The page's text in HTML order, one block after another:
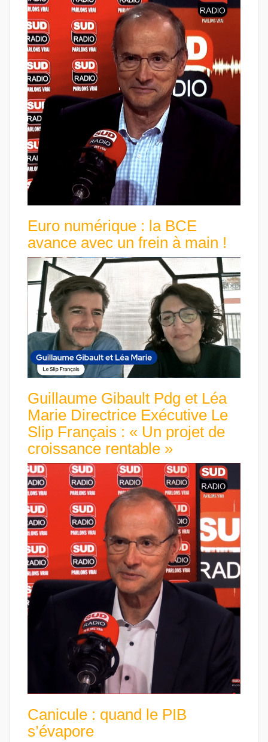
Euro numérique : la BCE
avance avec un frein à main !
Guillaume Gibault Pdg et Léa
Marie Directrice Exécutive Le
Slip Français : « Un projet de
croissance rentable »
Canicule : quand le PIB
s’évapore